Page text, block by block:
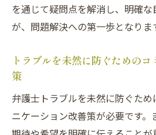
を通じて疑問点を解消し、明確
が、問題解決への第一歩となりま
トラブルを未然に防ぐための
策
弁護士トラブルを未然に防ぐた
ニケーション改善策が必要です。